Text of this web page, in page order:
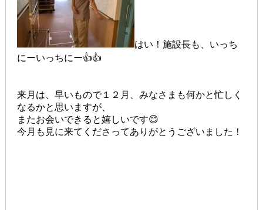
はい！施設長も、いっち
にーいっちにー👍👍
来月は、早いもので１２月、みなさまも何かと忙しく
なるかと思いますが、
またお会いできると嬉しいです😊
今月も見に来てくださってありがとうございました！